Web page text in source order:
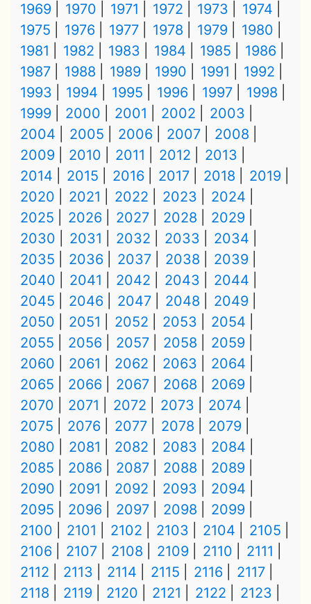
1969
1970 1971 1972 1973
1974
1975
1976 1977 1978 1979
1980
1981
1982 1983 1984 1985
1986
1987
1988 1989 1990 1991
1992
1993
1994 1995 1996 1997
1998
1999
2000 2001 2002
2003
2004
2005 2006 2007
2008
2009
2010 2011 2012
2013
2014
2015 2016 2017 2018
2019
2020
2021 2022 2023
2024
2025
2026 2027 2028
2029
2030
2031 2032 2033
2034
2035
2036 2037 2038
2039
2040
2041 2042 2043
2044
2045
2046 2047 2048
2049
2050
2051 2052 2053
2054
2055
2056 2057 2058
2059
2060
2061 2062 2063
2064
2065
2066 2067 2068
2069
2070
2071 2072 2073
2074
2075
2076 2077 2078
2079
2080
2081 2082 2083
2084
2085
2086 2087 2088
2089
2090
2091 2092 2093
2094
2095
2096 2097 2098
2099
2100
2101 2102 2103 2104
2105
2106
2107 2108 2109 2110
2111
2112
2113 2114 2115 2116
2117
2118
2119 2120 2121 2122 2123